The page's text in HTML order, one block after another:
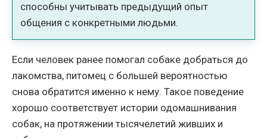
способны учитывать предыдущий опыт
общения с конкретными людьми.
Если человек ранее помогал собаке добраться до
лакомства, питомец с большей вероятностью
снова обратится именно к нему. Такое поведение
хорошо соответствует истории одомашнивания
собак, на протяжении тысячелетий живших и